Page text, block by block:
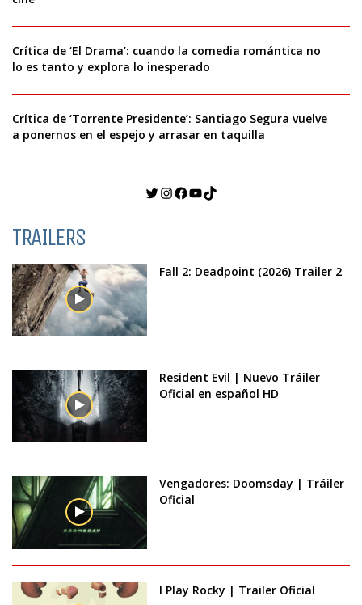
Crítica de ‘El Drama’: cuando la comedia romántica no
lo es tanto y explora lo inesperado
Crítica de ‘Torrente Presidente’: Santiago Segura vuelve
a ponernos en el espejo y arrasar en taquilla
Twitter
Instagram
Facebook
YouTube
TikTok
TRAILERS
Fall 2: Deadpoint (2026) Trailer 2
Resident Evil | Nuevo Tráiler
Oficial en español HD
Vengadores: Doomsday | Tráiler
Oficial
I Play Rocky | Trailer Oficial